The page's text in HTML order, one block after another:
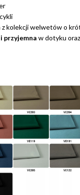
kolekcji welwetów o
przyjemna w dotyku oraz